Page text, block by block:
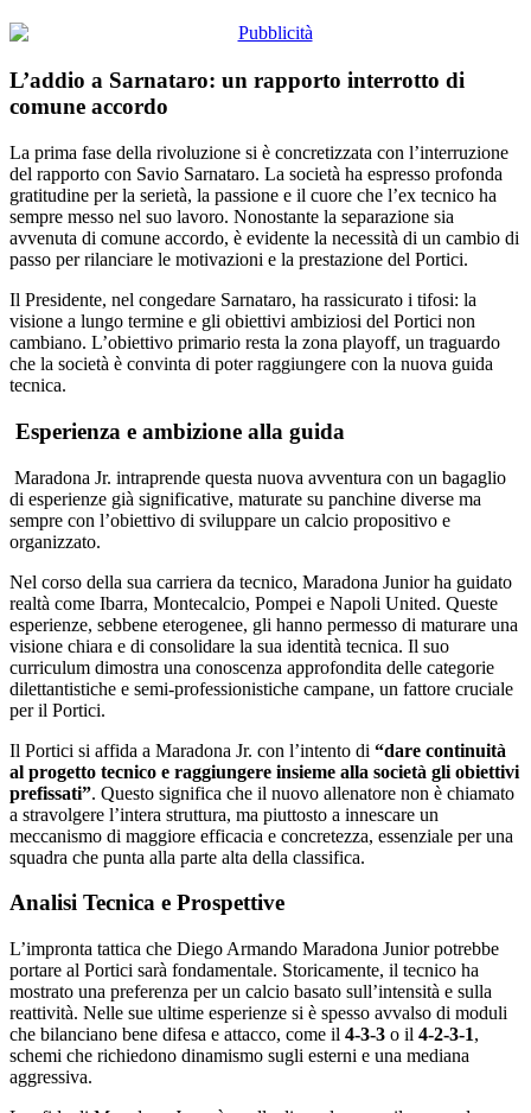
L’addio a Sarnataro: un rapporto interrotto di
comune accordo
La prima fase della rivoluzione si è concretizzata con l’interruzione
del rapporto con Savio Sarnataro. La società ha espresso profonda
gratitudine per la serietà, la passione e il cuore che l’ex tecnico ha
sempre messo nel suo lavoro. Nonostante la separazione sia
avvenuta di comune accordo, è evidente la necessità di un cambio di
passo per rilanciare le motivazioni e la prestazione del Portici.
Il Presidente, nel congedare Sarnataro, ha rassicurato i tifosi: la
visione a lungo termine e gli obiettivi ambiziosi del Portici non
cambiano. L’obiettivo primario resta la zona playoff, un traguardo
che la società è convinta di poter raggiungere con la nuova guida
tecnica.
Esperienza e ambizione alla guida
Maradona Jr. intraprende questa nuova avventura con un bagaglio
di esperienze già significative, maturate su panchine diverse ma
sempre con l’obiettivo di sviluppare un calcio propositivo e
organizzato.
Nel corso della sua carriera da tecnico, Maradona Junior ha guidato
realtà come Ibarra, Montecalcio, Pompei e Napoli United. Queste
esperienze, sebbene eterogenee, gli hanno permesso di maturare una
visione chiara e di consolidare la sua identità tecnica. Il suo
curriculum dimostra una conoscenza approfondita delle categorie
dilettantistiche e semi-professionistiche campane, un fattore cruciale
per il Portici.
Il Portici si affida a Maradona Jr. con l’intento di “dare continuità
al progetto tecnico e raggiungere insieme alla società gli obiettivi
prefissati”. Questo significa che il nuovo allenatore non è chiamato
a stravolgere l’intera struttura, ma piuttosto a innescare un
meccanismo di maggiore efficacia e concretezza, essenziale per una
squadra che punta alla parte alta della classifica.
Analisi Tecnica e Prospettive
L’impronta tattica che Diego Armando Maradona Junior potrebbe
portare al Portici sarà fondamentale. Storicamente, il tecnico ha
mostrato una preferenza per un calcio basato sull’intensità e sulla
reattività. Nelle sue ultime esperienze si è spesso avvalso di moduli
che bilanciano bene difesa e attacco, come il 4-3-3 o il 4-2-3-1,
schemi che richiedono dinamismo sugli esterni e una mediana
aggressiva.